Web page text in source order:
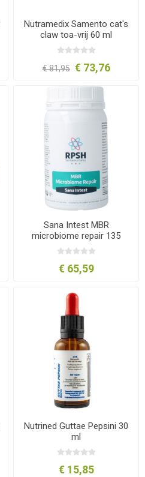
Nutramedix Samento cat's
claw toa-vrij 60 ml
€ 81,95 € 73,76
Sana Intest MBR
microbiome repair 135
capsules
€ 65,59
Nutrined Guttae Pepsini 30
ml
€ 15,85